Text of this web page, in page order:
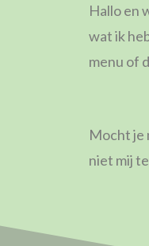
Hallo en
wat ik
menu of
Mocht je
niet mij